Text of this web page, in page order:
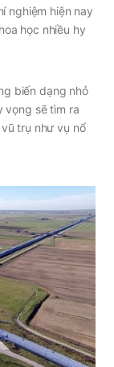
nghiệm hiện nay
học nhiều hy
biến dạng nhỏ
vọng sẽ tìm ra
trụ như vụ nổ